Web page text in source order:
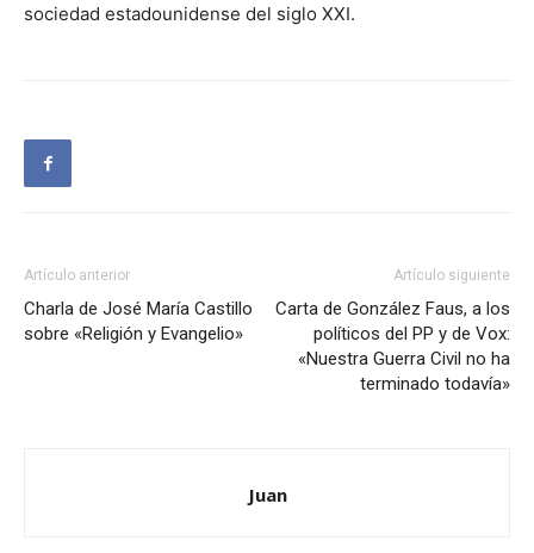
sociedad estadounidense del siglo XXI.
Artículo anterior
Charla de José María Castillo
sobre «Religión y Evangelio»
Artículo siguiente
Carta de González Faus, a los
políticos del PP y de Vox:
«Nuestra Guerra Civil no ha
terminado todavía»
Juan